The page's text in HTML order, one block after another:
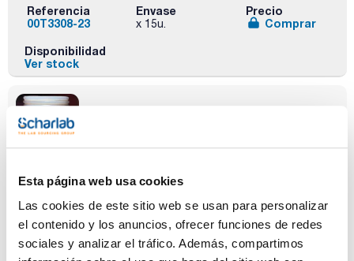
Esta página web usa cookies
Las cookies de este sitio web se usan para personalizar
el contenido y los anuncios, ofrecer funciones de redes
sociales y analizar el tráfico. Además, compartimos
Referencia
00T3308-23
Envase
x 15u.
Precio
Comprar
Disponibilidad
Ver stock
Diámetro
11,10
Diámetro
6,40 2,38
Pack (m)
15